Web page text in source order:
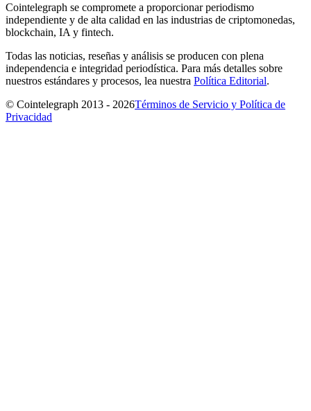
Cointelegraph se compromete a proporcionar periodismo
independiente y de alta calidad en las industrias de criptomonedas,
blockchain, IA y fintech.
Todas las noticias, reseñas y análisis se producen con plena
independencia e integridad periodística. Para más detalles sobre
nuestros estándares y procesos, lea nuestra Política Editorial.
© Cointelegraph 2013 - 2026Términos de Servicio y Política de
Privacidad